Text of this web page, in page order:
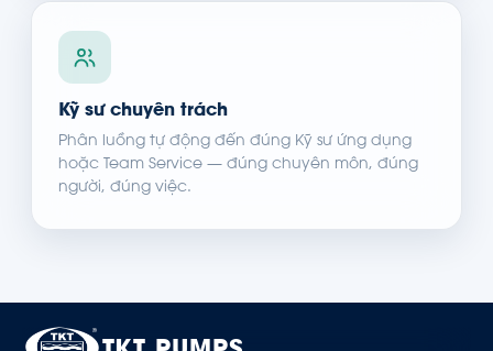
Kỹ sư chuyên trách
Phân luồng tự động đến đúng Kỹ sư ứng dụng
hoặc Team Service — đúng chuyên môn, đúng
người, đúng việc.